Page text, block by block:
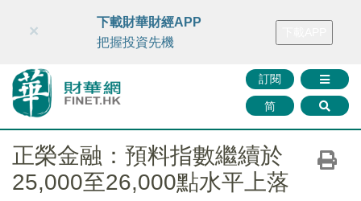
財華智庫網 FINTV FINMETA 財華證券 媒體矩陣
訂閱
简
×
下載財華財經APP
把握投資先機
正榮金融：預料指數繼續於
25,000至26,000點水平上落